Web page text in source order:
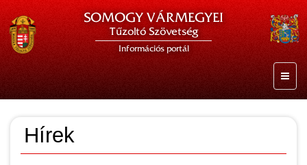
SOMOGY VÁRMEGYEI
Tűzoltó Szövetség
Információs portál
Hírek